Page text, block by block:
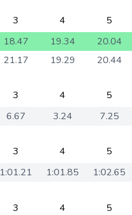
3 4 5
18.47 19.34 20.04
21.17 19.29 20.44
3 4 5
6.67 3.24 7.25
3 4 5
1:01.21 1:01.85 1:02.65
3 4 5